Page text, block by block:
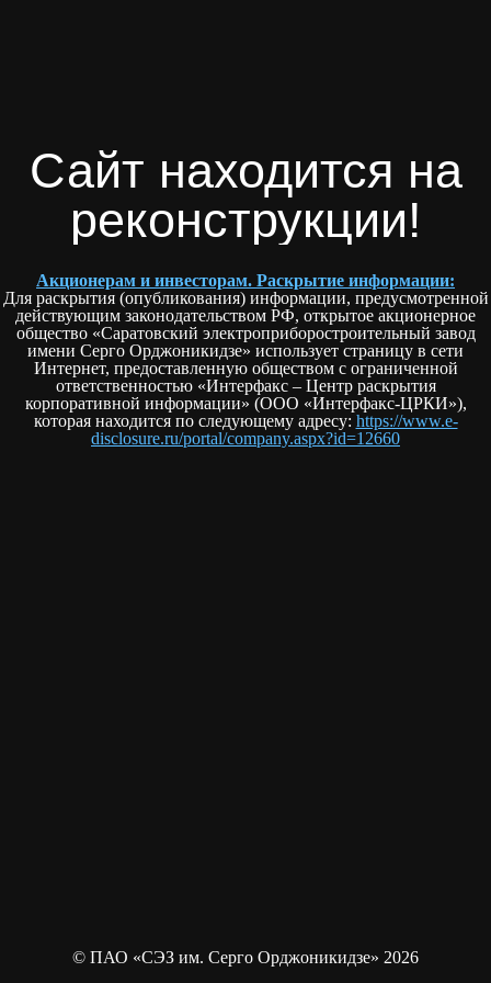
Сайт находится на
реконструкции!
Акционерам и инвесторам. Раскрытие информации:
Для раскрытия (опубликования) информации, предусмотренной
действующим законодательством РФ, открытое акционерное
общество «Саратовский электроприборостроительный завод
имени Серго Орджоникидзе» использует страницу в сети
Интернет, предоставленную обществом с ограниченной
ответственностью «Интерфакс – Центр раскрытия
корпоративной информации» (ООО «Интерфакс-ЦРКИ»),
которая находится по следующему адресу: https://www.e-
disclosure.ru/portal/company.aspx?id=12660
© ПАО «СЭЗ им. Серго Орджоникидзе» 2026